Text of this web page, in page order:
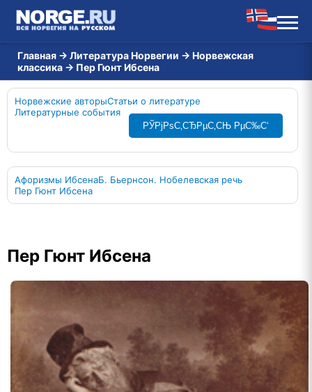
Главная → Литература Норвегии → Норвежская
классика → Пер Гюнт Ибсена
Норвежские авторыСтатьи о литературе
Литературные события
РЎРјРѕС‚СЂРµС‚СЊ РµС‰С‘
Афоризмы ИбсенаБ. Бьернсон. Нобелевская речь
Пер Гюнт Ибсена
Пер Гюнт Ибсена